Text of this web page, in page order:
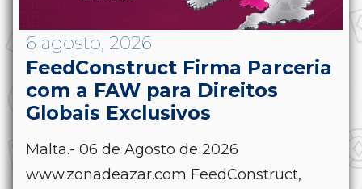
6 agosto, 2026
FeedConstruct Firma Parceria
com a FAW para Direitos
Globais Exclusivos
Malta.- 06 de Agosto de 2026
www.zonadeazar.com FeedConstruct,